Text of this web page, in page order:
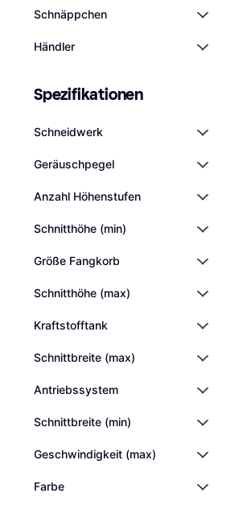
Schnäppchen
Händler
Spezifikationen
Schneidwerk
Geräuschpegel
Anzahl Höhenstufen
Schnitthöhe (min)
Größe Fangkorb
Schnitthöhe (max)
Kraftstofftank
Schnittbreite (max)
Antriebssystem
Schnittbreite (min)
Geschwindigkeit (max)
Farbe